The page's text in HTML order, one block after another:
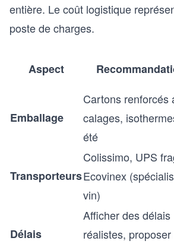
entière. Le coût logistique
poste de charges.
Aspect
Emballage
Cartons renforcés
calages,
été
Transporteurs
Colissimo, UPS
Ecovinex
vin)
Délais
Afficher des délais
réalistes, proposer